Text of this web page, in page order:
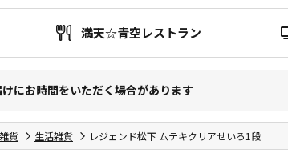
満天☆青空レストラン
にお時間をいただく場合があります
貨 生活雑貨 レジェンド松下 ムテキクリアせいろ1段